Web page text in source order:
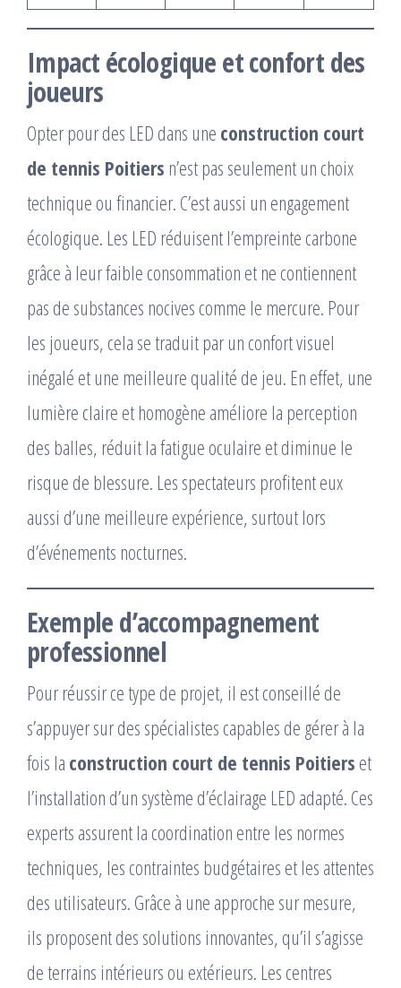
Impact écologique et confort des
joueurs
Opter pour des LED dans une construction court
de tennis Poitiers n’est pas seulement un choix
technique ou financier. C’est aussi un engagement
écologique. Les LED réduisent l’empreinte carbone
grâce à leur faible consommation et ne contiennent
pas de substances nocives comme le mercure. Pour
les joueurs, cela se traduit par un confort visuel
inégalé et une meilleure qualité de jeu. En effet, une
lumière claire et homogène améliore la perception
des balles, réduit la fatigue oculaire et diminue le
risque de blessure. Les spectateurs profitent eux
aussi d’une meilleure expérience, surtout lors
d’événements nocturnes.
Exemple d’accompagnement
professionnel
Pour réussir ce type de projet, il est conseillé de
s’appuyer sur des spécialistes capables de gérer à la
fois la construction court de tennis Poitiers et
l’installation d’un système d’éclairage LED adapté. Ces
experts assurent la coordination entre les normes
techniques, les contraintes budgétaires et les attentes
des utilisateurs. Grâce à une approche sur mesure,
ils proposent des solutions innovantes, qu’il s’agisse
de terrains intérieurs ou extérieurs. Les centres